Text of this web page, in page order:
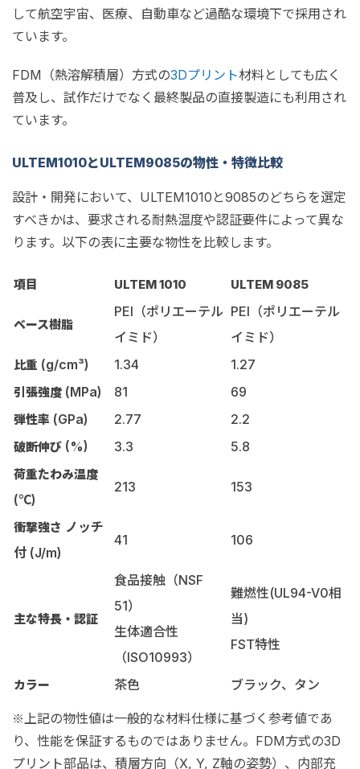
して航空宇宙、医療、自動車など過酷な環境下で採用され
ています。
FDM（熱溶解積層）方式の3Dプリント材料としても広く
普及し、試作だけでなく最終製品の直接製造にも利用され
ています。
ULTEM1010とULTEM9085の物性・特徴比較
設計・開発において、ULTEM1010と9085のどちらを選定
すべきかは、要求される耐熱温度や認証要件によって異な
ります。以下の表に主要な物性を比較します。
項目 ULTEM 1010 ULTEM 9085
ベース樹脂
PEI（ポリエーテル
イミド）
PEI（ポリエーテル
イミド）
比重 (g/cm³) 1.34 1.27
引張強度 (MPa) 81 69
弾性率 (GPa) 2.77 2.2
破断伸び (%) 3.3 5.8
荷重たわみ温度
(℃)
213 153
衝撃強さ ノッチ
付 (J/m)
41 106
主な特長・認証
食品接触（NSF
51）
生体適合性
（ISO10993）
難燃性(UL94-V0相
当)
FST特性
カラー 茶色 ブラック、タン
※上記の物性値は一般的な材料仕様に基づく参考値であ
り、性能を保証するものではありません。FDM方式の3D
プリント部品は、積層方向（X, Y, Z軸の姿勢）、内部充